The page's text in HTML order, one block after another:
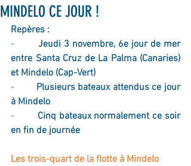
MINDELO CE JOUR !
Repères :
- Jeudi 3 novembre, 6e jour de mer
entre Santa Cruz de La Palma (Canaries)
et Mindelo (Cap-Vert)
- Plusieurs bateaux attendus ce jour
à Mindelo
- Cinq bateaux normalement ce soir
en fin de journée
Les trois-quart de la flotte à Mindelo